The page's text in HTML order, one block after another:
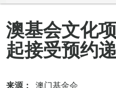
澳基会文化
起接受预约
来源：
澳门基金会